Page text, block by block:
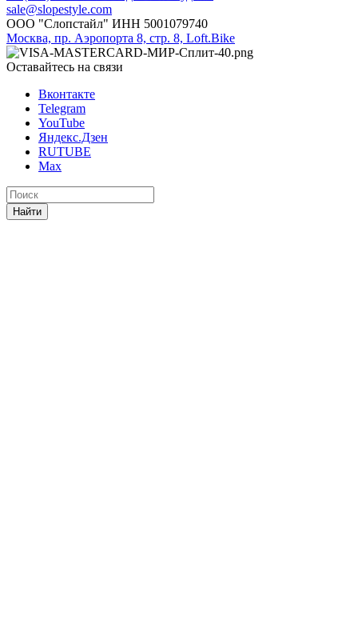
sale@slopestyle.com
ООО "Слопстайл" ИНН 5001079740
Москва, пр. Аэропорта 8, стр. 8, Loft.Bike
Оставайтесь на связи
Вконтакте
Telegram
YouTube
Яндекс.Дзен
RUTUBE
Max
Найти